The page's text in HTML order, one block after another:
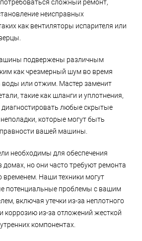
сложный ремонт,
неисправных
как вентиляторы испарителя или
подвержены различным
как чрезмерный шум во время
воды или отжим. Мастер заменит
такие как шланги и уплотнения,
любые скрытые
неполадки, которые могут быть
вашей машины.
необходимы для обеспечения
домах, но они часто требуют ремонта
временем. Наши техники могут
потенциальные проблемы с вашим
включая утечки из-за неплотного
коррозию из-за отложений жесткой
компонентах.